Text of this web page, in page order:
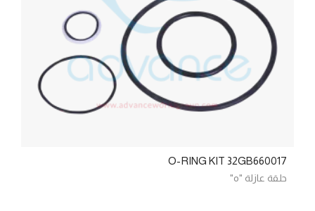
O-RING KIT 32GB660017
حلقة عازلة "o"